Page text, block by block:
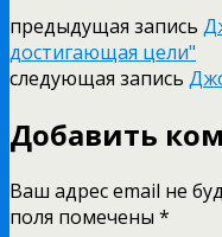
предыдущая запись
достигающая цели"
следующая запись
Добавить
Ваш адрес email не
поля помечены *